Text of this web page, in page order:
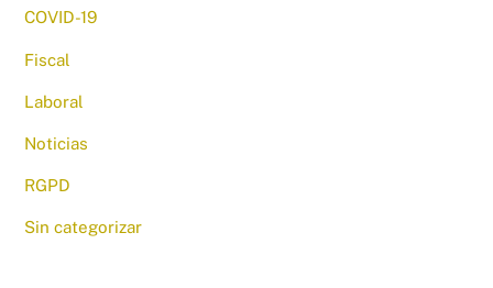
COVID-19
Fiscal
Laboral
Noticias
RGPD
Sin categorizar